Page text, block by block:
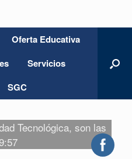
Oferta Educativa
Servicios
SGC
Tecnológica, son las